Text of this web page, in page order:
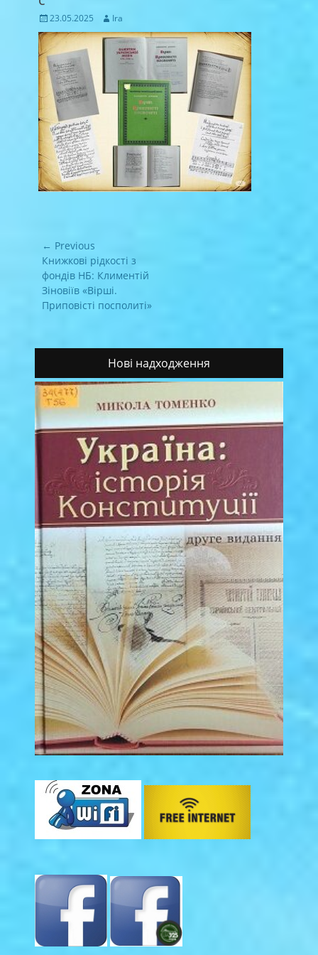
Posted
on
23.05.2025 Author
Ira
Навігація
записів
← Previous
Previous
post:
Книжкові рідкості з
фондів НБ: Климентій
Зіновіїв «Вірші.
Приповісті посполиті»
Нові надходження